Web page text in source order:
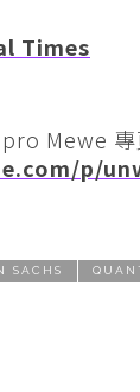
Times
Mewe 專
p/
SACHS